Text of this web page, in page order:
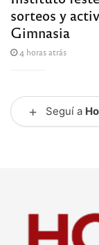
sorteos y
Gimnasia
4 horas atrás
+ Seguí a